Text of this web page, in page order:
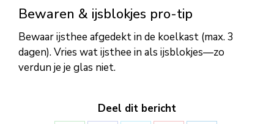
Bewaren & ijsblokjes pro-tip
Bewaar ijsthee afgedekt in de koelkast (max. 3
dagen). Vries wat ijsthee in als ijsblokjes—zo
verdun je je glas niet.
Deel dit bericht